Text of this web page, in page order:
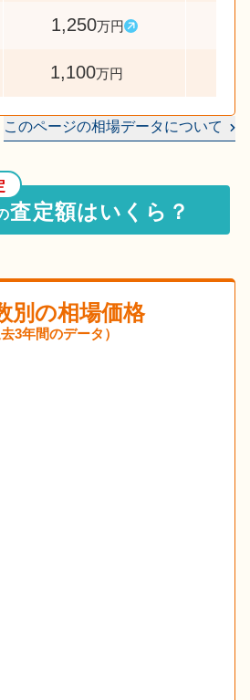
1,250万円
1,100万円
このページの相場データについて
査定額はいくら？
別の相場価格
去3年間のデータ）